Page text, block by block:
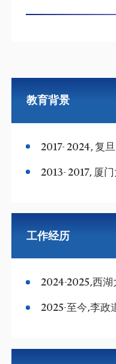
教育背景
2017- 2024, 复
2013- 2017, 厦
工作经历
2024-2025,西
2025-至今,李政